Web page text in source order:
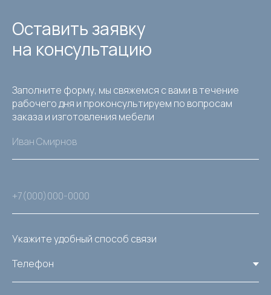
Оставить заявку
на консультацию
Заполните форму, мы свяжемся с вами в течение
рабочего дня и проконсультируем по вопросам
заказа и изготовления мебели
Укажите удобный способ связи